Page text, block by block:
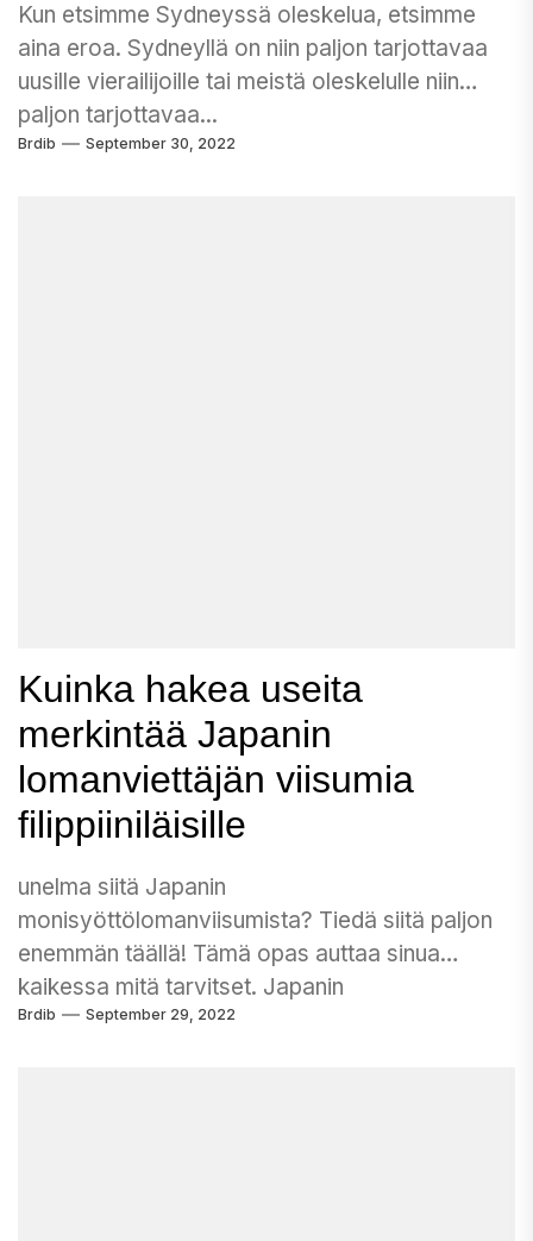
Kun etsimme Sydneyssä oleskelua, etsimme
aina eroa. Sydneyllä on niin paljon tarjottavaa
uusille vierailijoille tai meistä oleskelulle niin
paljon tarjottavaa...
Brdib September 30, 2022
Kuinka hakea useita
merkintää Japanin
lomanviettäjän viisumia
filippiiniläisille
unelma siitä Japanin
monisyöttölomanviisumista? Tiedä siitä paljon
enemmän täällä! Tämä opas auttaa sinua
kaikessa mitä tarvitset. Japanin
lomastajaviisumin hakeminen on...
Brdib September 29, 2022